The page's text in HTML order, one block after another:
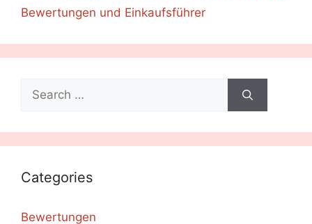
Bewertungen und Einkaufsführer
Search
for:
Categories
Bewertungen